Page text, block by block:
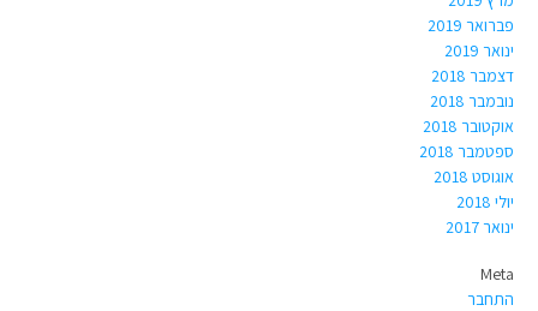
פברואר 2019
ינואר 2019
דצמבר 2018
נובמבר 2018
אוקטובר 2018
ספטמבר 2018
אוגוסט 2018
יולי 2018
ינואר 2017
Meta
התחבר